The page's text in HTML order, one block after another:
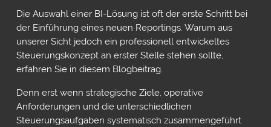
Die Auswahl einer BI-Lösung ist oft der erste Schritt bei
der Einführung eines neuen Reportings. Warum aus
unserer Sicht jedoch ein professionell entwickeltes
Steuerungskonzept an erster Stelle stehen sollte,
erfahren Sie in diesem Blogbeitrag.
Denn erst wenn strategische Ziele, operative
Anforderungen und die unterschiedlichen
Steuerungsaufgaben systematisch zusammengeführt